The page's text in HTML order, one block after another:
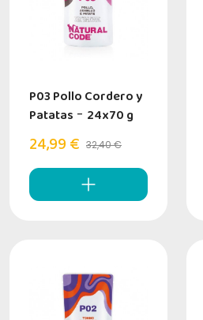
P03 Pollo Cordero y
Patatas - 24x70 g
24,99 € 32,40 €